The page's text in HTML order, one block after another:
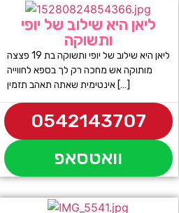
ליאן היא שילוב של יופי
ותשוקה
ליאן היא שילוב של יופי ותשוקה בת 19 פצצה
מותוקה אש מחכה רק לך בספא לחווייה
אינטימית שאתה תאהב תזמין […]
0542143707
וואטסאפ